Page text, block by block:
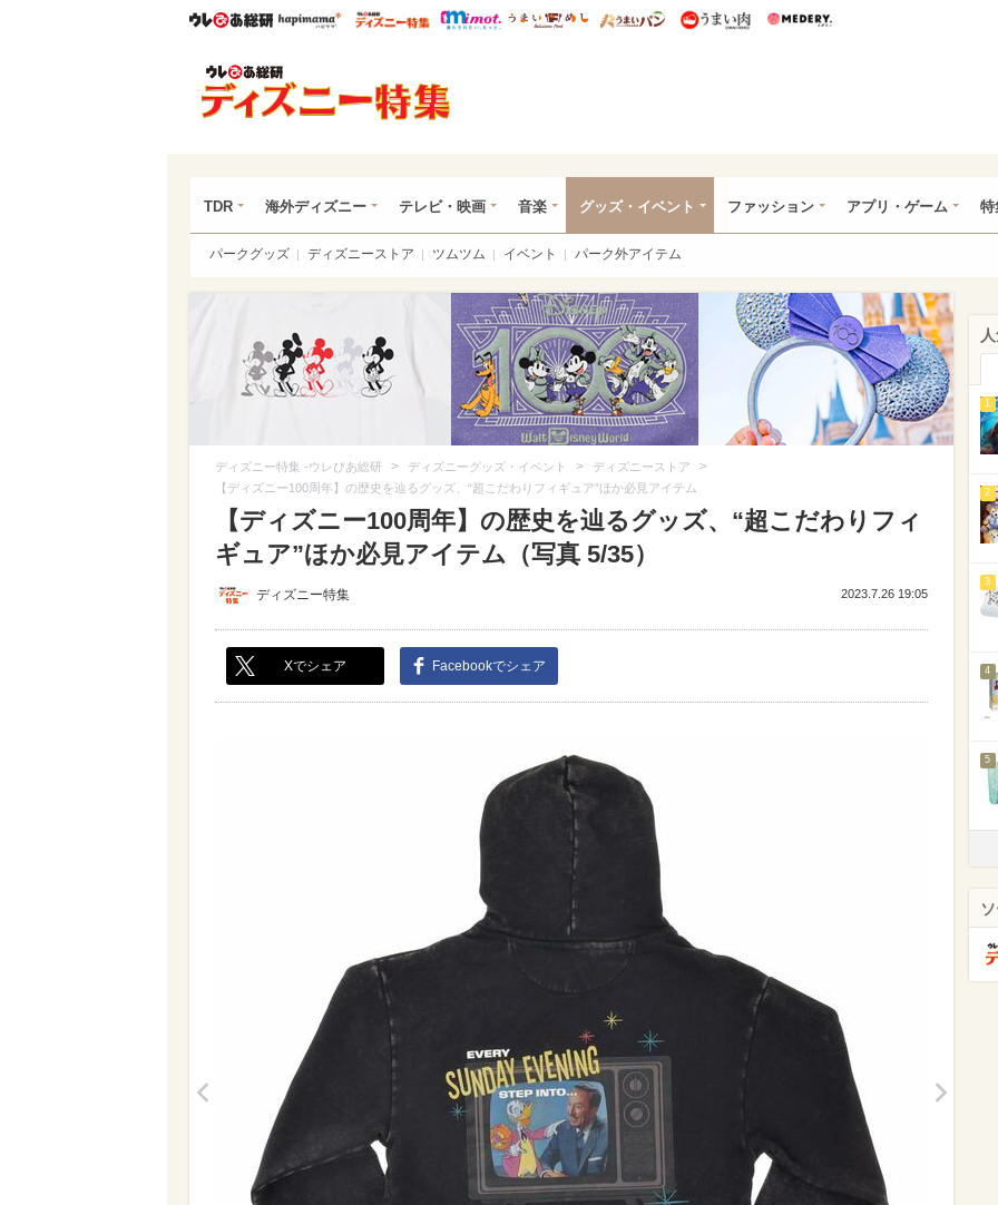
ウレぴあ総研ハピママ* ウレぴあ総研 ディズニー特集
mimot. うまいめし うまいパン うまい肉
TDR 海外ディズニー テレビ・映画 音楽 グッズ・イベント ファッション アプリ・ゲーム 特
パークグッズ ディズニーストア ツムツム イベント パーク外アイテム
ディズニー特集 -ウレぴあ総研 > ディズニーグッズ・イベント > ディズニーストア >
【ディズニー100周年】の歴史を辿るグッズ、“超こだわりフィギュア”ほか必見アイテム
【ディズニー100周年】の歴史を辿るグッズ、“超こだわりフィ
ギュア”ほか必見アイテム（写真 5/35）
ディズニー特集 2023.7.26 19:05
Xでシェア Facebookでシェア
1
2
3
4
5